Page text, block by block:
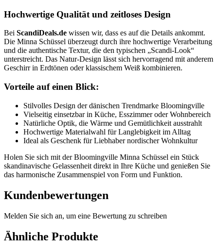
Hochwertige Qualität und zeitloses Design
Bei ScandiDeals.de wissen wir, dass es auf die Details ankommt.
Die Minna Schüssel überzeugt durch ihre hochwertige Verarbeitung
und die authentische Textur, die den typischen „Scandi-Look“
unterstreicht. Das Natur-Design lässt sich hervorragend mit anderem
Geschirr in Erdtönen oder klassischem Weiß kombinieren.
Vorteile auf einen Blick:
Stilvolles Design der dänischen Trendmarke Bloomingville
Vielseitig einsetzbar in Küche, Esszimmer oder Wohnbereich
Natürliche Optik, die Wärme und Gemütlichkeit ausstrahlt
Hochwertige Materialwahl für Langlebigkeit im Alltag
Ideal als Geschenk für Liebhaber nordischer Wohnkultur
Holen Sie sich mit der Bloomingville Minna Schüssel ein Stück
skandinavische Gelassenheit direkt in Ihre Küche und genießen Sie
das harmonische Zusammenspiel von Form und Funktion.
Kundenbewertungen
Melden Sie sich an, um eine Bewertung zu schreiben
Ähnliche Produkte